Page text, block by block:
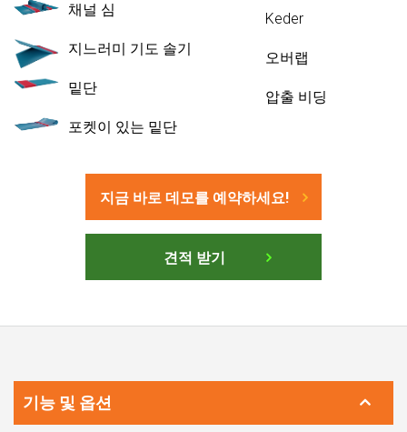
지금 바로 데모를 예약하세요!
견적 받기
채널 심
지느러미 기도 솔기
밑단
포켓이 있는 밑단
Keder
오버랩
압출 비딩
기능 및 옵션